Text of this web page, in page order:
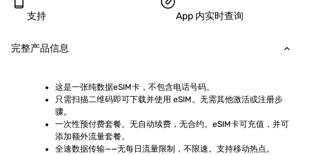
支持 App 内实时查询
完整产品信息
这是一张纯数据eSIM卡，不包含电话号码。
只需扫描二维码即可下载并使用 eSIM。无需其他激活或注册步
骤。
一次性预付费套餐。无自动续费，无合约。eSIM卡可充值，并可
添加额外流量套餐。
全速数据传输——无每日流量限制，不限速。支持移动热点。